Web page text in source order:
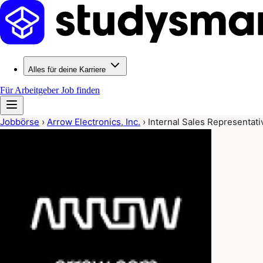
Alles für deine Karriere
Für ArbeitgeberJob finden
Jobbörse › Arrow Electronics, Inc. › Internal Sales